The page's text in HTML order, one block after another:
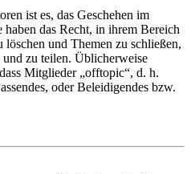
ist es, das Geschehen im
haben das Recht, in ihrem Bereich
löschen und Themen zu schließen,
zu teilen. Üblicherweise
Mitglieder „offtopic“, d. h.
oder Beleidigendes bzw.